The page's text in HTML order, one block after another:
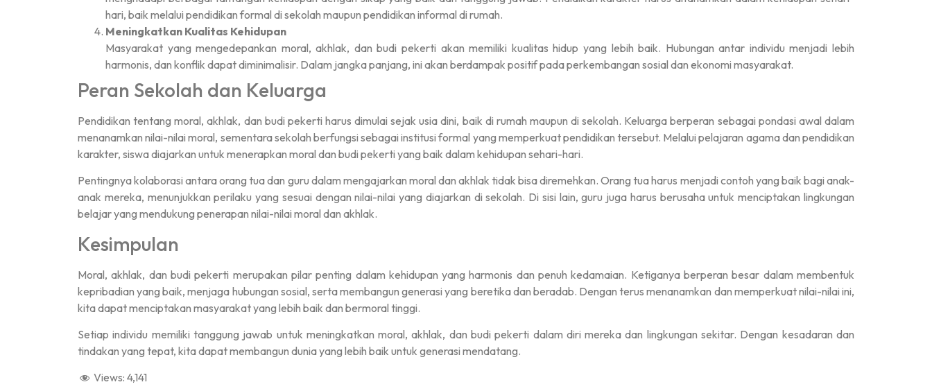
hari, baik melalui pendidikan formal di sekolah maupun pendidikan informal di rumah.
Meningkatkan Kualitas Kehidupan
Masyarakat yang mengedepankan moral, akhlak, dan budi pekerti akan memiliki kualitas hidup yang lebih baik. Hubungan antar individu menjadi lebih
harmonis, dan konflik dapat diminimalisir. Dalam jangka panjang, ini akan berdampak positif pada perkembangan sosial dan ekonomi masyarakat.
Peran Sekolah dan Keluarga
Pendidikan tentang moral, akhlak, dan budi pekerti harus dimulai sejak usia dini, baik di rumah maupun di sekolah. Keluarga berperan sebagai pondasi awal dalam
menanamkan nilai-nilai moral, sementara sekolah berfungsi sebagai institusi formal yang memperkuat pendidikan tersebut. Melalui pelajaran agama dan pendidikan
karakter, siswa diajarkan untuk menerapkan moral dan budi pekerti yang baik dalam kehidupan sehari-hari.
Pentingnya kolaborasi antara orang tua dan guru dalam mengajarkan moral dan akhlak tidak bisa diremehkan. Orang tua harus menjadi contoh yang baik bagi anak-
anak mereka, menunjukkan perilaku yang sesuai dengan nilai-nilai yang diajarkan di sekolah. Di sisi lain, guru juga harus berusaha untuk menciptakan lingkungan
belajar yang mendukung penerapan nilai-nilai moral dan akhlak.
Kesimpulan
Moral, akhlak, dan budi pekerti merupakan pilar penting dalam kehidupan yang harmonis dan penuh kedamaian. Ketiganya berperan besar dalam membentuk
kepribadian yang baik, menjaga hubungan sosial, serta membangun generasi yang beretika dan beradab. Dengan terus menanamkan dan memperkuat nilai-nilai ini,
kita dapat menciptakan masyarakat yang lebih baik dan bermoral tinggi.
Setiap individu memiliki tanggung jawab untuk meningkatkan moral, akhlak, dan budi pekerti dalam diri mereka dan lingkungan sekitar. Dengan kesadaran dan
tindakan yang tepat, kita dapat membangun dunia yang lebih baik untuk generasi mendatang.
Views: 4,141